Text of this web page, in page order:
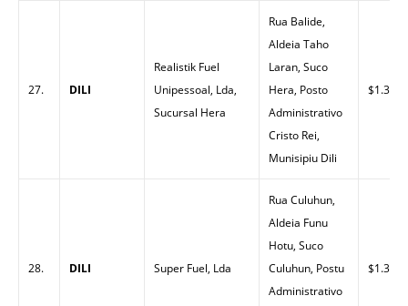
27. DILI
Realistik Fuel
Unipessoal, Lda,
Sucursal Hera
Rua Balide,
Aldeia Taho
Laran, Suco
Hera, Posto
Administrativo
Cristo Rei,
Munisipiu Dili
$1.30
28. DILI Super Fuel, Lda
Rua Culuhun,
Aldeia Funu
Hotu, Suco
Culuhun, Postu
Administrativo
$1.33